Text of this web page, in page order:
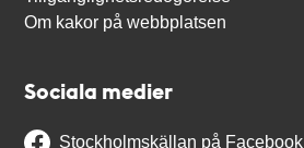
Om kakor på webbplatsen
Sociala medier
Stockholmskällan på Facebook